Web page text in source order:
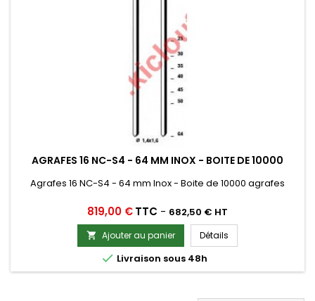
AGRAFES 16 NC-S4 - 64 MM INOX - BOITE DE 10000
Agrafes 16 NC-S4 - 64 mm Inox - Boite de 10000 agrafes
Prix
819,00 €TTC - 682,50 € HT
 Ajouter au panier Détails
 Livraison sous 48h